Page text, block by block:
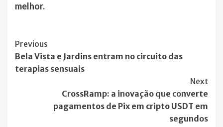
melhor.
Post
Navigation
Previous
Bela Vista e Jardins entram no circuito das
terapias sensuais
Next
CrossRamp: a inovação que converte
pagamentos de Pix em cripto USDT em
segundos